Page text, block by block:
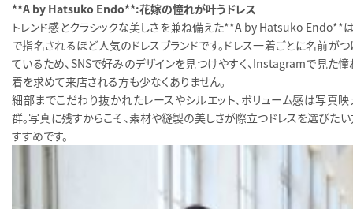
**A by Hatsuko Endo**：花嫁の憧れが叶うドレス
トレンド感とクラシックな美しさを兼ね備えた**A by Hatsuko Endo**
で指名されるほど人気のドレスブランドです。ドレス一着ごとに名前が
ているため、SNSで好みのデザインを見つけやすく、Instagramで見た
着を求めて来店される方も少なくありません。
細部までこだわり抜かれたレースやシルエット、ボリューム感は写真
群。写真に残すからこそ、素材や縫製の美しさが際立つドレスを選びた
すすめです。